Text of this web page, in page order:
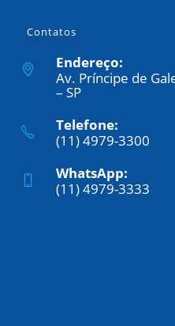
Contatos
Endereço:
Av. Príncipe de
– SP
Telefone:
(11) 4979-3300
WhatsApp:
(11) 4979-3333